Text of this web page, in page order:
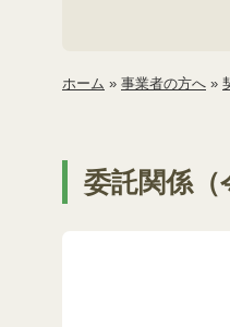
ホーム » 事業者の方へ »
委託関係（